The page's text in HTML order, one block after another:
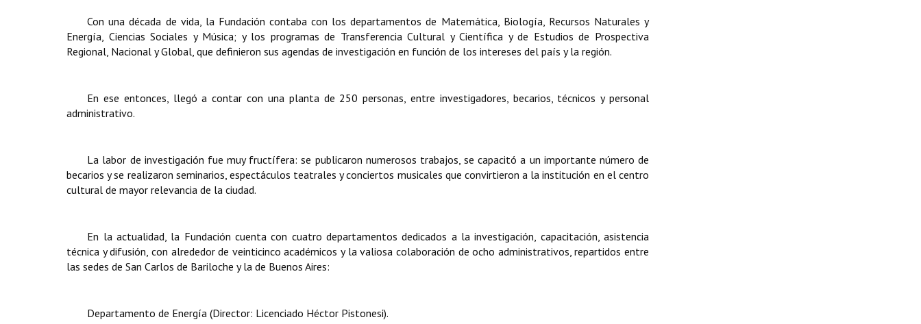
Con una década de vida, la Fundación contaba con los departamentos de Matemática, Biología, Recursos Naturales y
Energía, Ciencias Sociales y Música; y los programas de Transferencia Cultural y Científica y de Estudios de Prospectiva
Regional, Nacional y Global, que definieron sus agendas de investigación en función de los intereses del país y la región.
En ese entonces, llegó a contar con una planta de 250 personas, entre investigadores, becarios, técnicos y personal
administrativo.
La labor de investigación fue muy fructífera: se publicaron numerosos trabajos, se capacitó a un importante número de
becarios y se realizaron seminarios, espectáculos teatrales y conciertos musicales que convirtieron a la institución en el centro
cultural de mayor relevancia de la ciudad.
En la actualidad, la Fundación cuenta con cuatro departamentos dedicados a la investigación, capacitación, asistencia
técnica y difusión, con alrededor de veinticinco académicos y la valiosa colaboración de ocho administrativos, repartidos entre
las sedes de San Carlos de Bariloche y la de Buenos Aires:
Departamento de Energía (Director: Licenciado Héctor Pistonesi).